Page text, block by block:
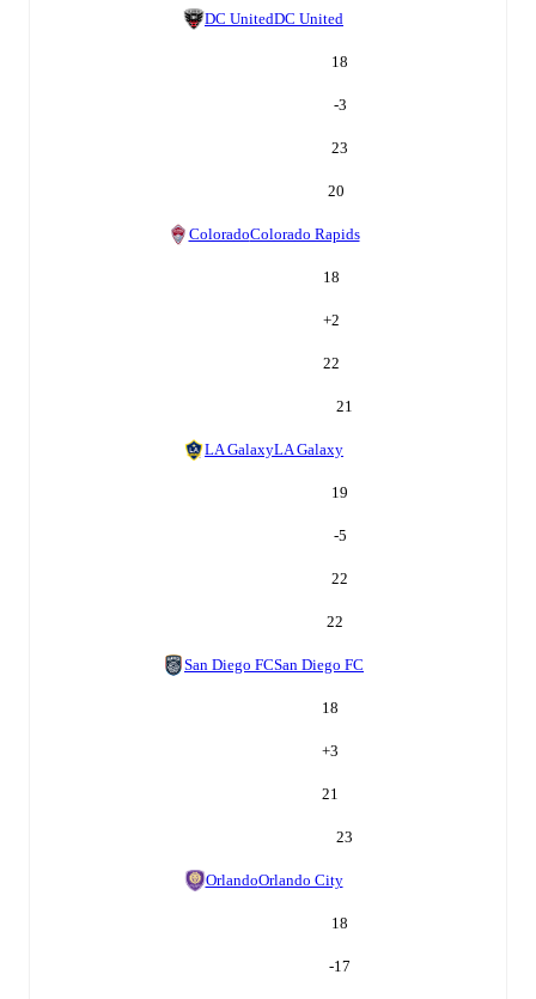
DC UnitedDC United
18
-3
23
20
ColoradoColorado Rapids
18
+2
22
21
LA GalaxyLA Galaxy
19
-5
22
22
San Diego FCSan Diego FC
18
+3
21
23
OrlandoOrlando City
18
-17